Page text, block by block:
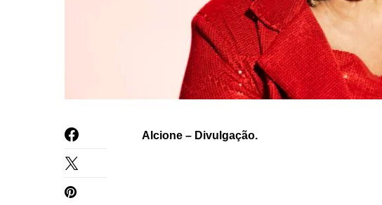
Alcione – Divulgação.